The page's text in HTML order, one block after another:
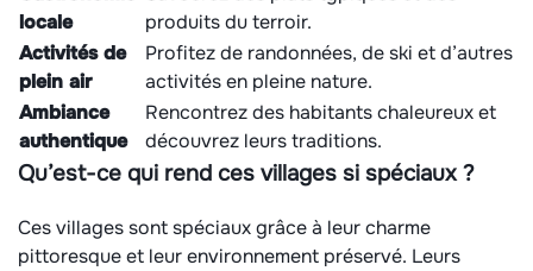
locale
produits du terroir.
Activités de
plein air
Profitez de randonnées, de ski et d’autres
activités en pleine nature.
Ambiance
authentique
Rencontrez des habitants chaleureux et
découvrez leurs traditions.
Qu’est-ce qui rend ces villages si spéciaux ?
Ces villages sont spéciaux grâce à leur charme
pittoresque et leur environnement préservé. Leurs